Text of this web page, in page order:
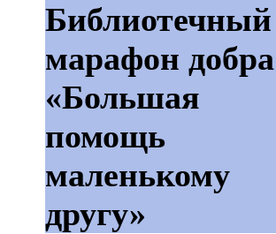
Библиотечный
марафон добра
«Большая
помощь
маленькому
другу»